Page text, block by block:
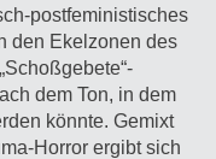
postfeministisches
den Ekelzonen des
dem Ton, in dem
könnte. Gemixt
Horror ergibt sich